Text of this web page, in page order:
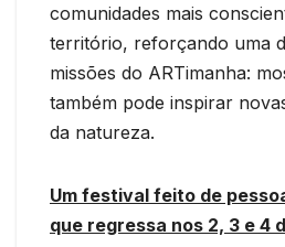
comunidades mais
território, reforçando uma
missões do ARTimanha:
também pode inspirar
da natureza.
Um festival feito de
que regressa nos 2, 3 e 4